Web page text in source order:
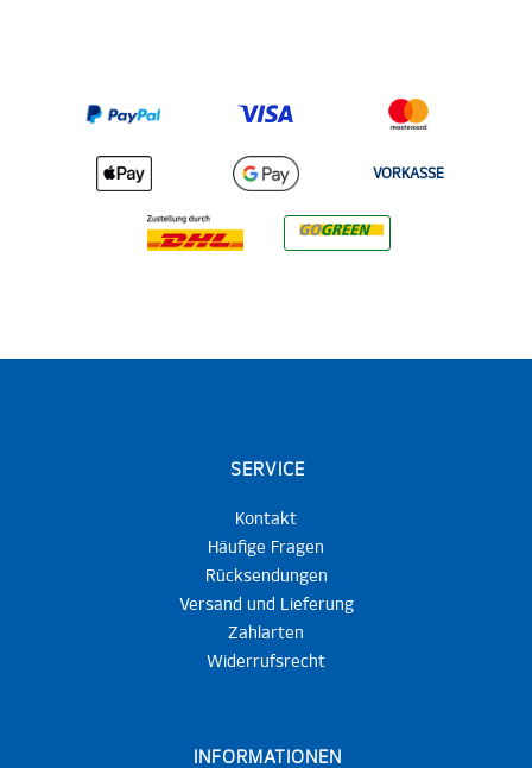
VORKASSE
SERVICE
Kontakt
Häufige Fragen
Rücksendungen
Versand und Lieferung
Zahlarten
Widerrufsrecht
INFORMATIONEN